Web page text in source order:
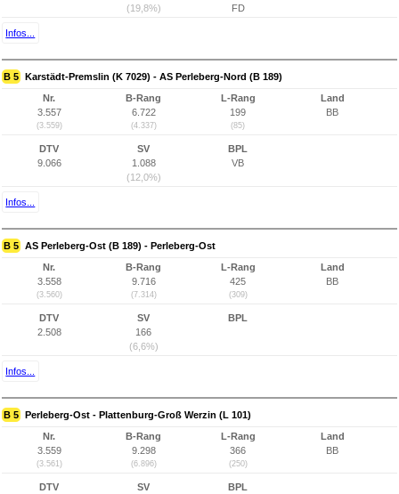
(19,8%)
FD
Infos...
B 5 Karstädt-Premslin (K 7029) - AS Perleberg-Nord (B 189)
Nr.
3.557
(3.559)
B-Rang
6.722
(4.337)
L-Rang
199
(85)
Land
BB
DTV
9.066
SV
1.088
(12,0%)
BPL
VB
Infos...
B 5 AS Perleberg-Ost (B 189) - Perleberg-Ost
Nr.
3.558
(3.560)
B-Rang
9.716
(7.314)
L-Rang
425
(309)
Land
BB
DTV
2.508
SV
166
(6,6%)
BPL
Infos...
B 5 Perleberg-Ost - Plattenburg-Groß Werzin (L 101)
Nr.
3.559
(3.561)
B-Rang
9.298
(6.896)
L-Rang
366
(250)
Land
BB
DTV
SV
BPL